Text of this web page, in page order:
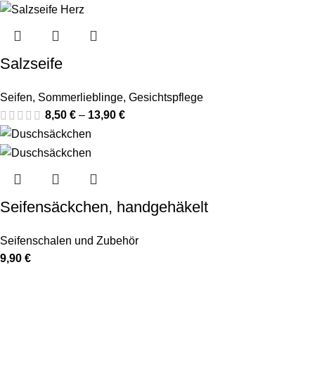
Salzseife
Seifen, Sommerlieblinge, Gesichtspflege
8,50 € – 13,90 €
Seifensäckchen, handgehäkelt
Seifenschalen und Zubehör
9,90 €